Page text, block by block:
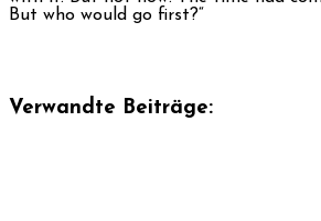
But who would go first?“
Verwandte Beiträge: